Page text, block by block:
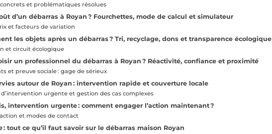
et problématiques résolues
d’un débarras à Royan ? Fourchettes, mode de calcul et simulateur
et facteurs de variation
les objets après un débarras ? Tri, recyclage, dons et transparence écologique
et circuit écologique
un professionnel du débarras à Royan ? Réactivité, confiance et proximité
et preuve sociale : gage de sérieux
autour de Royan : intervention rapide et couverture locale
d’intervention urgente et gestion des cas complexes
intervention urgente : comment engager l’action maintenant ?
et modes de contact
: tout ce qu’il faut savoir sur le débarras maison Royan